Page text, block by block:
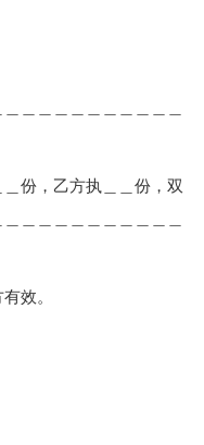
份，乙方执＿＿份，双
＿＿＿＿＿＿＿＿＿＿
效。